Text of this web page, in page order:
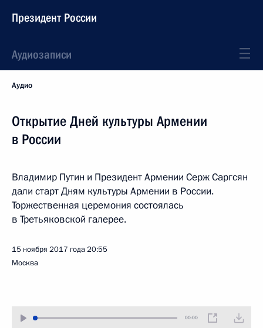
Президент России
Аудиозаписи
Аудио
Открытие Дней культуры Армении
в России
Владимир Путин и Президент Армении Серж Саргсян
дали старт Дням культуры Армении в России.
Торжественная церемония состоялась
в Третьяковской галерее.
15 ноября 2017 года20:55
Москва
00:00